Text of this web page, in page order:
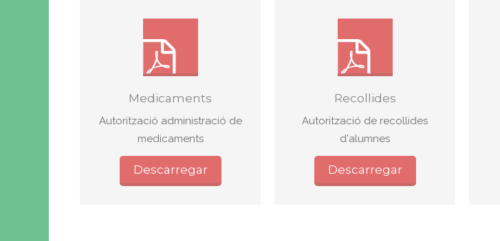
Medicaments
Autorització administració de
medicaments
Descarregar
Recollides
Autorització de recollides
d'alumnes
Descarregar